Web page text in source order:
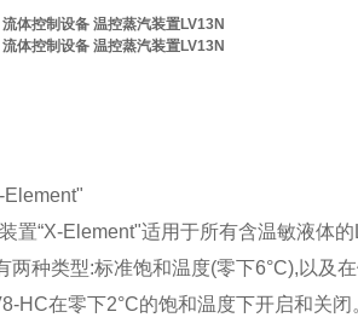
体控制设备 温控蒸汽装置LV13N
体控制设备 温控蒸汽装置LV13N
Element"
置“X-Element"适用于所有含温敏液体的
两种类型:标准饱和温度(零下6°C),以及
HC在零下2°C的饱和温度下开启和关闭